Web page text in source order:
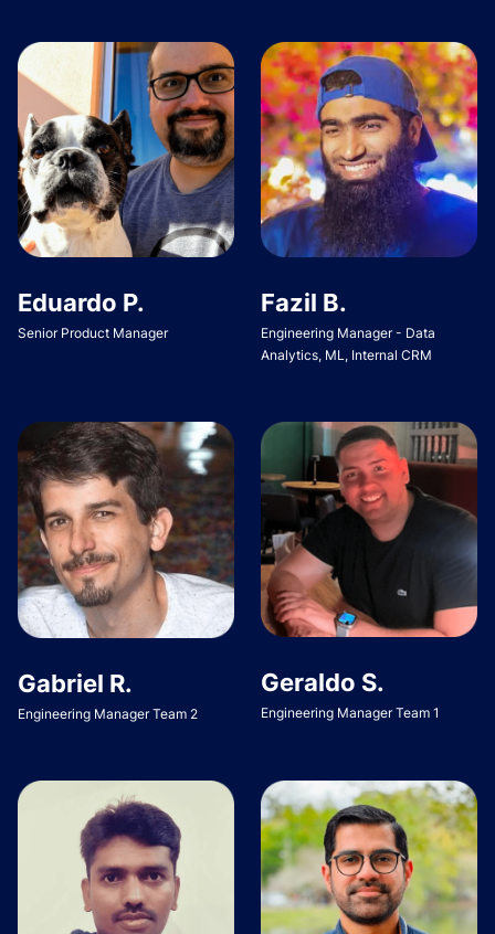
Eduardo P.
Senior Product Manager
Fazil B.
Engineering Manager - Data
Analytics, ML, Internal CRM
Gabriel R.
Engineering Manager Team 2
Geraldo S.
Engineering Manager Team 1